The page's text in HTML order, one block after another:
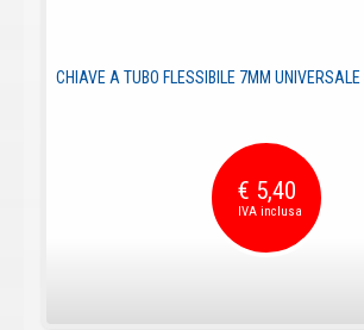
CHIAVE A TUBO FLESSIBILE 7MM
€ 5,40